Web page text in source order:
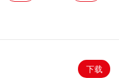
下载